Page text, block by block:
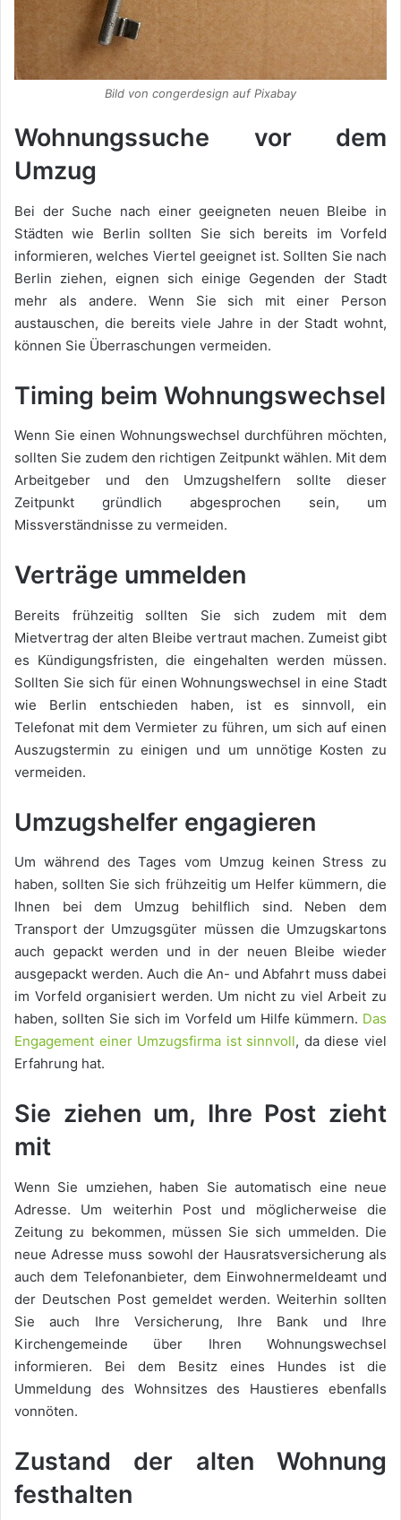
Bild von congerdesign auf Pixabay
Wohnungssuche vor dem
Umzug
Bei der Suche nach einer geeigneten neuen Bleibe in
Städten wie Berlin sollten Sie sich bereits im Vorfeld
informieren, welches Viertel geeignet ist. Sollten Sie nach
Berlin ziehen, eignen sich einige Gegenden der Stadt
mehr als andere. Wenn Sie sich mit einer Person
austauschen, die bereits viele Jahre in der Stadt wohnt,
können Sie Überraschungen vermeiden.
Timing beim Wohnungswechsel
Wenn Sie einen Wohnungswechsel durchführen möchten,
sollten Sie zudem den richtigen Zeitpunkt wählen. Mit dem
Arbeitgeber und den Umzugshelfern sollte dieser
Zeitpunkt gründlich abgesprochen sein, um
Missverständnisse zu vermeiden.
Verträge ummelden
Bereits frühzeitig sollten Sie sich zudem mit dem
Mietvertrag der alten Bleibe vertraut machen. Zumeist gibt
es Kündigungsfristen, die eingehalten werden müssen.
Sollten Sie sich für einen Wohnungswechsel in eine Stadt
wie Berlin entschieden haben, ist es sinnvoll, ein
Telefonat mit dem Vermieter zu führen, um sich auf einen
Auszugstermin zu einigen und um unnötige Kosten zu
vermeiden.
Umzugshelfer engagieren
Um während des Tages vom Umzug keinen Stress zu
haben, sollten Sie sich frühzeitig um Helfer kümmern, die
Ihnen bei dem Umzug behilflich sind. Neben dem
Transport der Umzugsgüter müssen die Umzugskartons
auch gepackt werden und in der neuen Bleibe wieder
ausgepackt werden. Auch die An- und Abfahrt muss dabei
im Vorfeld organisiert werden. Um nicht zu viel Arbeit zu
haben, sollten Sie sich im Vorfeld um Hilfe kümmern. Das
Engagement einer Umzugsfirma ist sinnvoll, da diese viel
Erfahrung hat.
Sie ziehen um, Ihre Post zieht
mit
Wenn Sie umziehen, haben Sie automatisch eine neue
Adresse. Um weiterhin Post und möglicherweise die
Zeitung zu bekommen, müssen Sie sich ummelden. Die
neue Adresse muss sowohl der Hausratsversicherung als
auch dem Telefonanbieter, dem Einwohnermeldeamt und
der Deutschen Post gemeldet werden. Weiterhin sollten
Sie auch Ihre Versicherung, Ihre Bank und Ihre
Kirchengemeinde über Ihren Wohnungswechsel
informieren. Bei dem Besitz eines Hundes ist die
Ummeldung des Wohnsitzes des Haustieres ebenfalls
vonnöten.
Zustand der alten Wohnung
festhalten